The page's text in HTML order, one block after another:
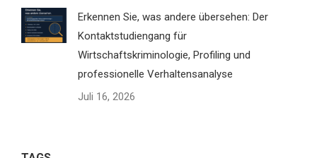
Erkennen Sie, was andere übersehen: Der
Kontaktstudiengang für
Wirtschaftskriminologie, Profiling und
professionelle Verhaltensanalyse
Juli 16, 2026